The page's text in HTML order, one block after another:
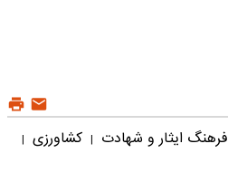
فرهنگ ایثار و شهادت | کشاورزی |